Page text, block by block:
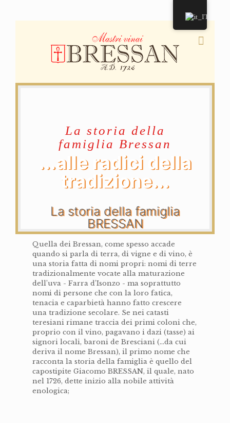
La storia della
famiglia Bressan
...alle radici della
tradizione...
La storia della famiglia
BRESSAN
Quella dei Bressan, come spesso accade
quando si parla di terra, di vigne e di vino, è
una storia fatta di nomi propri: nomi di terre
tradizionalmente vocate alla maturazione
dell’uva - Farra d’Isonzo - ma soprattutto
nomi di persone che con la loro fatica,
tenacia e caparbietà hanno fatto crescere
una tradizione secolare. Se nei catasti
teresiani rimane traccia dei primi coloni che,
proprio con il vino, pagavano i dazi (tasse) ai
signori locali, baroni de Bresciani (…da cui
deriva il nome Bressan), il primo nome che
racconta la storia della famiglia è quello del
capostipite Giacomo BRESSAN, il quale, nato
nel 1726, dette inizio alla nobile attività
enologica;